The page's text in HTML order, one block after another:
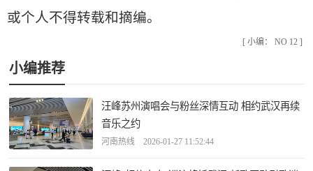
或个人不得转载和摘编。
[ 小编： NO 12 ]
小编推荐
汪峰苏州演唱会与粉丝深情互动 相约武汉再续
音乐之约
河南热线 2026-01-27 11:52:44